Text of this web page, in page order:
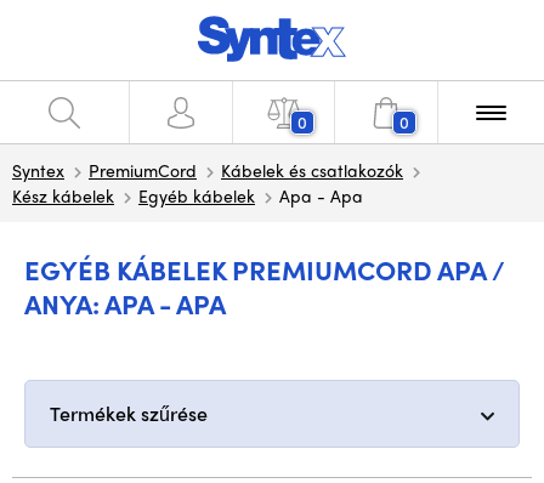
0 0
Syntex PremiumCord
Kábelek és csatlakozók
Kész kábelek
Egyéb kábelek Apa - Apa
EGYÉB KÁBELEK PREMIUMCORD APA /
ANYA: APA - APA
Termékek szűrése